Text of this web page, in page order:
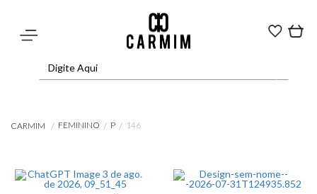
CARMIM FEMININO P 146